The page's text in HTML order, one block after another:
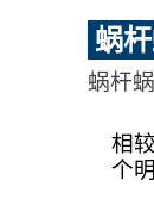
蜗
蜗杆
相
个